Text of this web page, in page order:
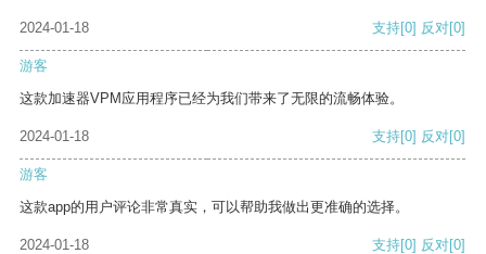
2024-01-18 支持[0] 反对[0]
游客
这款加速器VPM应用程序已经为我们带来了无限的流畅体验。
2024-01-18 支持[0] 反对[0]
游客
这款app的用户评论非常真实，可以帮助我做出更准确的选择。
2024-01-18 支持[0] 反对[0]